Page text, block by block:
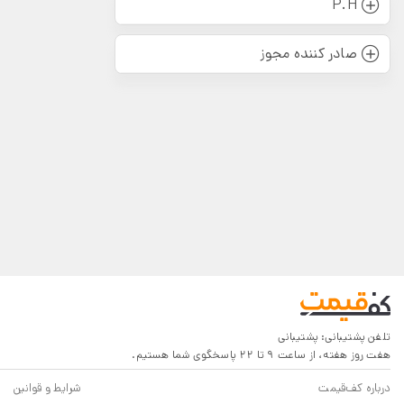
P.H
صادر کننده مجوز
تلفن پشتیبانی: پشتیبانی
هفت روز هفته، از ساعت 9 تا 22 پاسخگوی شما هستیم.
درباره کف‌قیمت شرایط و قوانین